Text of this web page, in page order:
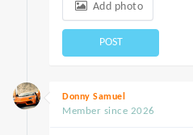
Add photo
POST
Donny Samuel
Member since 2026